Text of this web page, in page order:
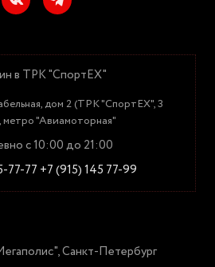
в ТРК "СпортЕХ"
дом 2 (ТРК "СпортЕХ", 3
метро "Авиамоторная"
с 10:00 до 21:00
77-77 +7 (915) 145 77-99
Санкт-Петербург